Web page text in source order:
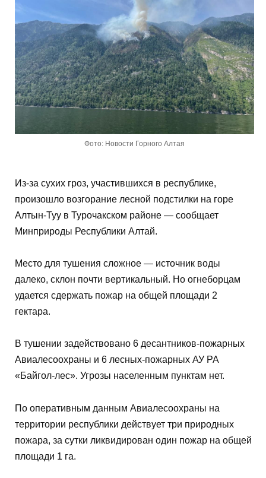
Фото: Новости Горного Алтая
Из-за сухих гроз, участившихся в республике,
произошло возгорание лесной подстилки на горе
Алтын-Туу в Турочакском районе — сообщает
Минприроды Республики Алтай.
Место для тушения сложное — источник воды
далеко, склон почти вертикальный. Но огнеборцам
удается сдержать пожар на общей площади 2
гектара.
В тушении задействовано 6 десантников-пожарных
Авиалесоохраны и 6 лесных-пожарных АУ РА
«Байгол-лес». Угрозы населенным пунктам нет.
По оперативным данным Авиалесоохраны на
территории республики действует три природных
пожара, за сутки ликвидирован один пожар на общей
площади 1 га.